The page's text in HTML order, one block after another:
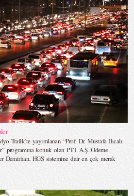
Trafik’te yayımlanan “Prof. Dr. Mustafa Ilıcalı
programına konuk olan PTT A.Ş. Ödeme
Demirhan, HGS sistemine dair en çok merak